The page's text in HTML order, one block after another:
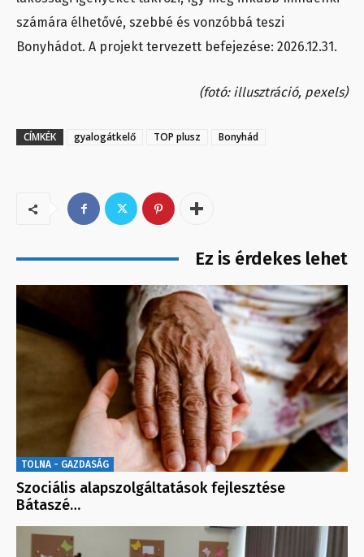
számára élhetővé, szebbé és vonzóbbá teszi
Bonyhádot. A projekt tervezett befejezése: 2026.12.31.
(fotó: illusztráció, pexels)
CÍMKÉK gyalogátkelő TOP plusz Bonyhád
Ez is érdekes lehet
TOLNA - GAZDASÁG
Szociális alapszolgáltatások fejlesztése
Bátaszé…